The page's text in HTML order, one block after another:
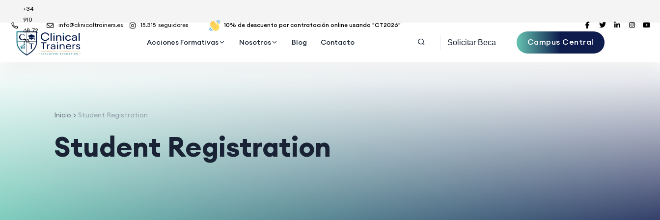
15.315 seguidores
info@clinicaltrainers.es
+34
910
68 72
78
10% de descuento por contratación online usando "CT2026"
Acciones Formativas Nosotros Blog Contacto Campus Central
Inicio Student Registration
Student Registration